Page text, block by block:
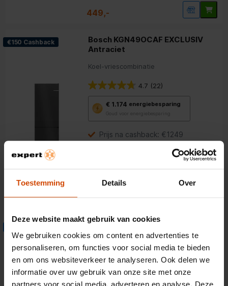
Toestemming Details Over
Deze website maakt gebruik van cookies
We gebruiken cookies om content en advertenties te
personaliseren, om functies voor social media te bieden
en om ons websiteverkeer te analyseren. Ook delen we
informatie over uw gebruik van onze site met onze
partners voor social media, adverteren en analyse. Deze
449,-
€150 Cashback
Bosch KGN49OCAF EXCLUSIV
Antraciet
Koel-vriescombinatie
4.7 (22)
€ 1.174 energiebesparing
Goud voor energiebesparing
deze
Youreko’s
tool
Prijs na cashback: €1249
Liebherr CNa 5713-20
5.0 (7)
€ 966
Met
deze